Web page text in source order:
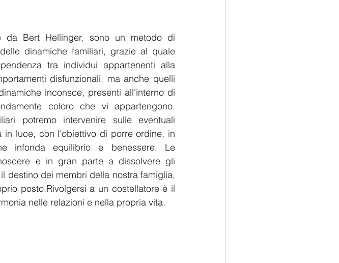
da Bert Hellinger, sono un metodo di
dinamiche familiari, grazie al quale
tra individui appartenenti alla
disfunzionali, ma anche quelli
inconsce, presenti all'interno di
coloro che vi appartengono.
potremo intervenire sulle eventuali
in luce, con l'obiettivo di porre ordine, in
infonda equilibrio e benessere. Le
e in gran parte a dissolvere gli
destino dei membri della nostra famiglia,
posto.Rivolgersi a un costellatore è il
nelle relazioni e nella propria vita.